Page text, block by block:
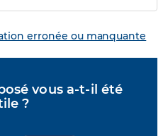
erronée ou manquante
vous a-t-il été
?